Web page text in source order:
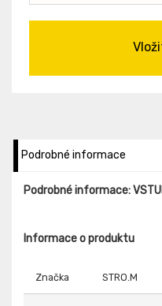
Podrobné informace
Podrobné informace:
Informace o produktu
Značka STRO.M